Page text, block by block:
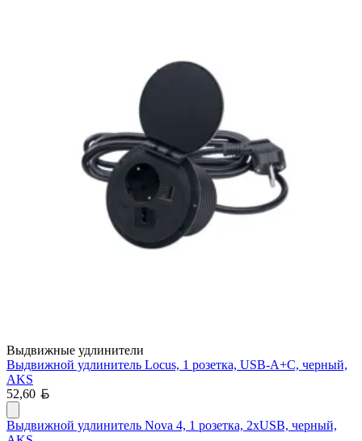
Выдвижные удлинители
Выдвижной удлинитель Locus, 1 розетка, USB-A+C, черный,
AKS
52,60
Выдвижной удлинитель Nova 4, 1 розетка, 2xUSB, черный,